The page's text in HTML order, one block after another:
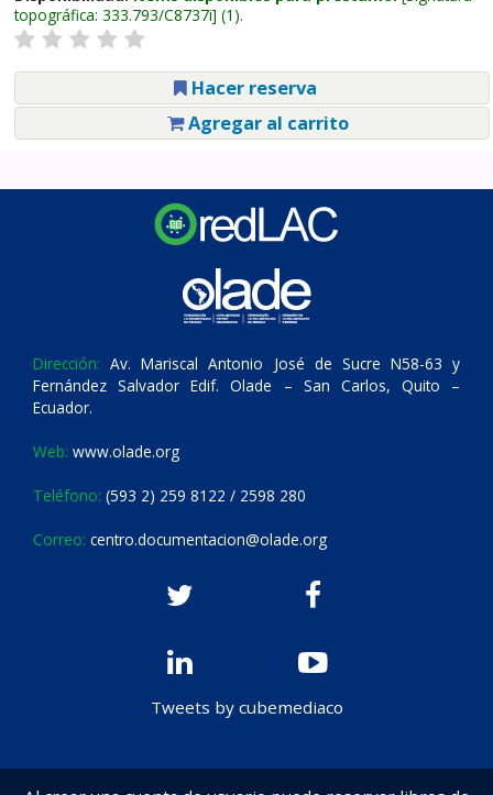
topográfica: 333.793/C8737i (1).
Hacer reserva
Agregar al carrito
Dirección: Av. Mariscal Antonio José de Sucre N58-63 y
Fernández Salvador Edif. Olade – San Carlos, Quito –
Ecuador.
Web: www.olade.org
Teléfono: (593 2) 259 8122 / 2598 280
Correo: centro.documentacion@olade.org
Tweets by cubemediaco